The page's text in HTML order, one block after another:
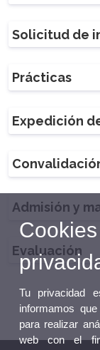
Solicitud de
Prácticas
Expedición
Admisión y
Evaluación
Tu privacidad
informamos
para realizar
web con el fin